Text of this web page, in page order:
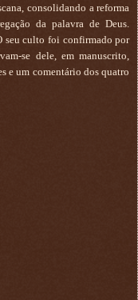
consolidando a reforma
da palavra de Deus.
seu culto foi confirmado por
se dele, em manuscrito,
e um comentário dos quatro